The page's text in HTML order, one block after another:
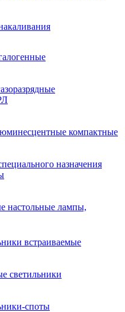
компактные
назначения
настольные лампы,
встраиваемые
светильники
споты